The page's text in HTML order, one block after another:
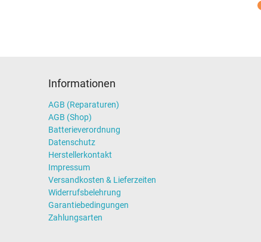
Informationen
AGB (Reparaturen)
AGB (Shop)
Batterieverordnung
Datenschutz
Herstellerkontakt
Impressum
Versandkosten & Lieferzeiten
Widerrufsbelehrung
Garantiebedingungen
Zahlungsarten